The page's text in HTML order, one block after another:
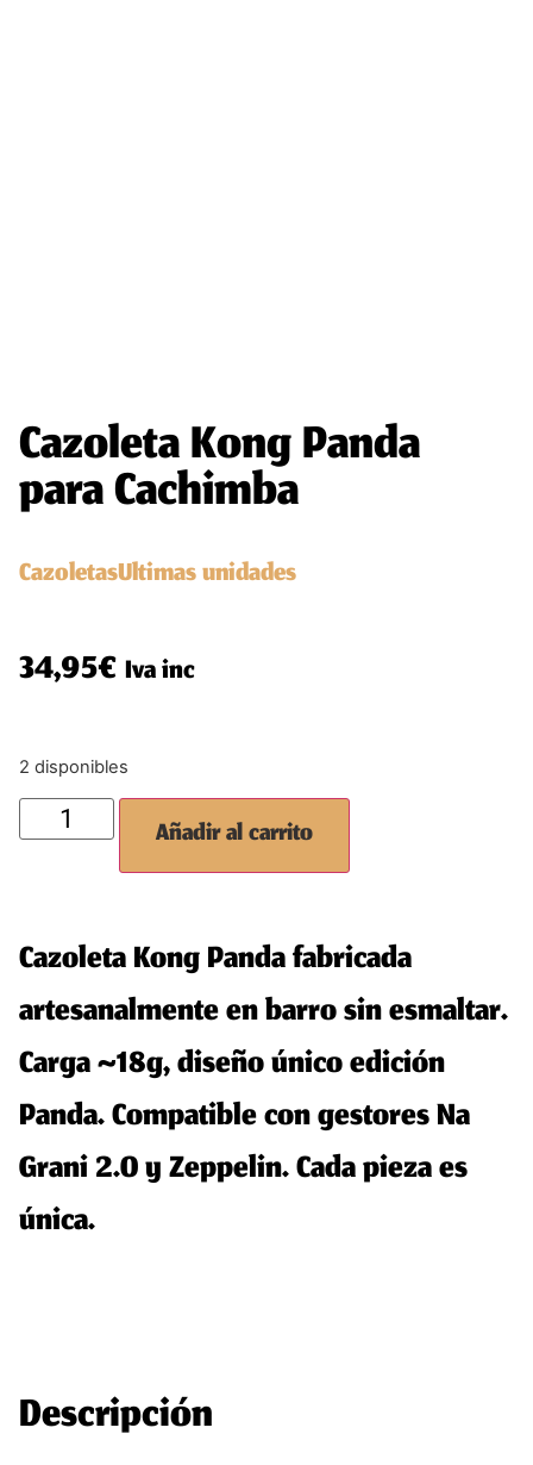
Cazoleta Kong Panda
para Cachimba
CazoletasUltimas unidades
34,95€Iva inc
2 disponibles
Añadir al carrito
Cazoleta Kong Panda fabricada
artesanalmente en barro sin esmaltar.
Carga ~18g, diseño único edición
Panda. Compatible con gestores Na
Grani 2.0 y Zeppelin. Cada pieza es
única.
Descripción